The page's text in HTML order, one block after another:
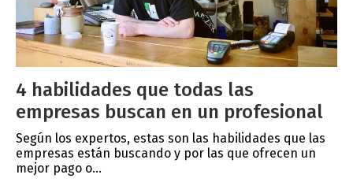
4 habilidades que todas las
empresas buscan en un profesional
Según los expertos, estas son las habilidades que las
empresas están buscando y por las que ofrecen un
mejor pago o...